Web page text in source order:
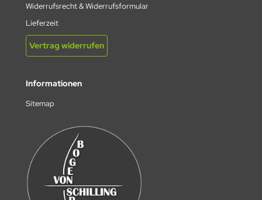
Widerrufsrecht & Widerrufsformular
Lieferzeit
Vertrag widerrufen
Informationen
Sitemap